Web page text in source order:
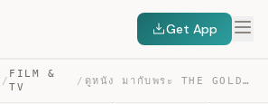
Get App
/
FILM &
TV
/ ดูหนัง มากับพระ THE GOLDEN RIDERS (FULL MOVIE) — TRANSCRIPT